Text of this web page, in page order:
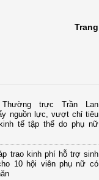
Trang
trực Trần Lan
nguồn lực, vượt chỉ tiêu
tế tập thể do phụ nữ
trao kinh phí hỗ trợ sinh
10 hội viên phụ nữ có